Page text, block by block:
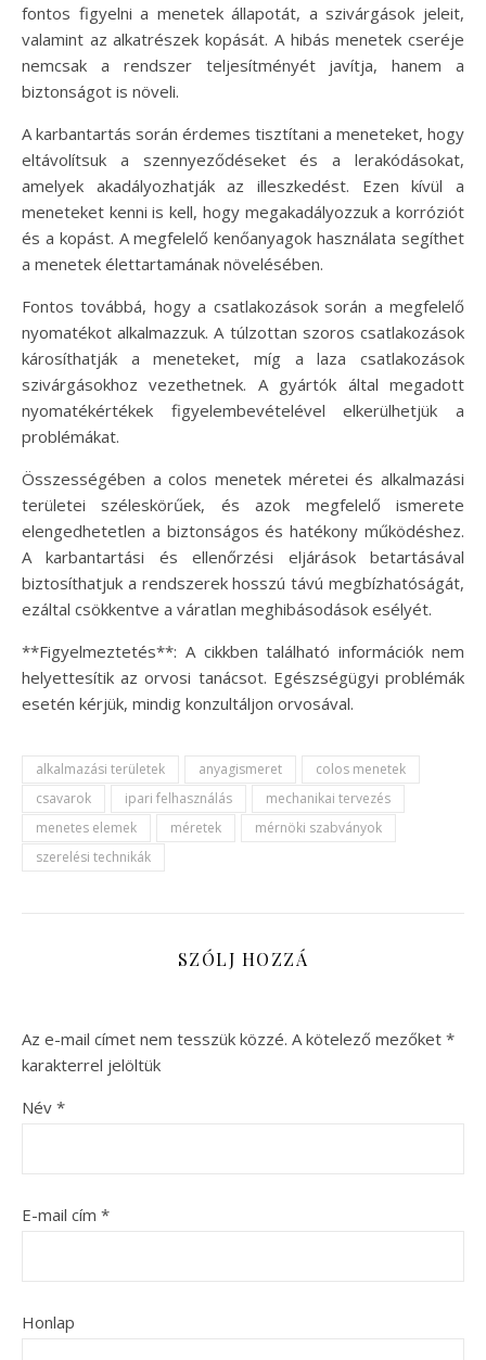
fontos figyelni a menetek állapotát, a szivárgások jeleit,
valamint az alkatrészek kopását. A hibás menetek cseréje
nemcsak a rendszer teljesítményét javítja, hanem a
biztonságot is növeli.
A karbantartás során érdemes tisztítani a meneteket, hogy
eltávolítsuk a szennyeződéseket és a lerakódásokat,
amelyek akadályozhatják az illeszkedést. Ezen kívül a
meneteket kenni is kell, hogy megakadályozzuk a korróziót
és a kopást. A megfelelő kenőanyagok használata segíthet
a menetek élettartamának növelésében.
Fontos továbbá, hogy a csatlakozások során a megfelelő
nyomatékot alkalmazzuk. A túlzottan szoros csatlakozások
károsíthatják a meneteket, míg a laza csatlakozások
szivárgásokhoz vezethetnek. A gyártók által megadott
nyomatékértékek figyelembevételével elkerülhetjük a
problémákat.
Összességében a colos menetek méretei és alkalmazási
területei széleskörűek, és azok megfelelő ismerete
elengedhetetlen a biztonságos és hatékony működéshez.
A karbantartási és ellenőrzési eljárások betartásával
biztosíthatjuk a rendszerek hosszú távú megbízhatóságát,
ezáltal csökkentve a váratlan meghibásodások esélyét.
**Figyelmeztetés**: A cikkben található információk nem
helyettesítik az orvosi tanácsot. Egészségügyi problémák
esetén kérjük, mindig konzultáljon orvosával.
alkalmazási területek anyagismeret
colos menetek
csavarok
ipari felhasználás
mechanikai tervezés
menetes elemek
méretek
mérnöki szabványok
szerelési technikák
SZÓLJ HOZZÁ
Az e-mail címet nem tesszük közzé. A kötelező mezőket *
karakterrel jelöltük
Név *
E-mail cím *
Honlap